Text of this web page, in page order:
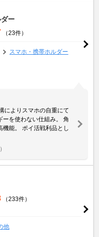
ー
（23件）
スマホ・携帯ホルダー
によりスマホの自重にて
を使わない仕組み。 角
能。 ポイ活戦利品とし
（233件）
他